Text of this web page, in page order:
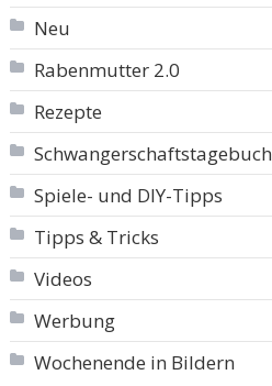
Neu
Rabenmutter 2.0
Rezepte
Schwangerschaftstagebuch
Spiele- und DIY-Tipps
Tipps & Tricks
Videos
Werbung
Wochenende in Bildern